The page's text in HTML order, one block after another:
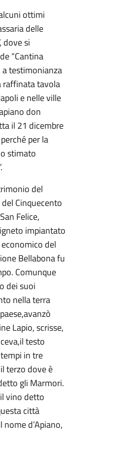
ottimi
delle
dove si
“Cantina
testimonianza
raffinata tavola
e nelle ville
don
il 21 dicembre
per la
stimato
del
Cinquecento
Felice,
impiantato
del
Bellabona fu
Comunque
dei suoi
nella terra
Lapio, scrisse,
testo
in tre
terzo dove è
gli Marmori.
vino detto
città
d’Apiano,